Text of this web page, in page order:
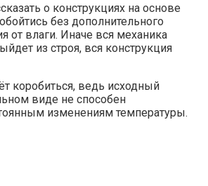
о конструкциях на основе
без дополнительного
от влаги. Иначе вся механика
из строя, вся конструкция
коробиться, ведь исходный
виде не способен
изменениям температуры.